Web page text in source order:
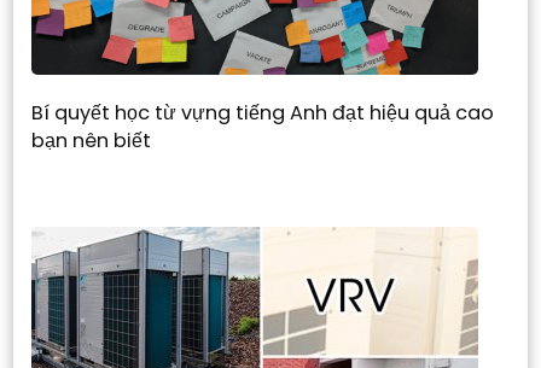
Bí quyết học từ vựng tiếng Anh đạt hiệu quả cao
bạn nên biết